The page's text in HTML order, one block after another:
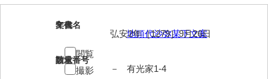
岡本家文書（島根県）
岡本家文書（周防大島町）
5
文書名
地頭代沙弥某下文案
請求番号
有光家1-4
年代
弘安2年［1279］9月26日
数量
－
閲覧
撮影